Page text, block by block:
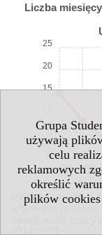
Grupa
używają
celu
reklamowych
określić
plików
Liczba
abs.
14
abs.
15
0
5
15
20
25
wykres: średnia
uzyskania
2014-2023.